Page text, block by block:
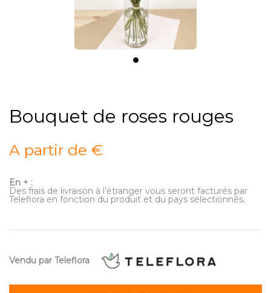
Bouquet de roses rouges
A partir de €
En + :
Des frais de livraison à l’étranger vous seront facturés par
Teleflora en fonction du produit et du pays sélectionnés.
Vendu par Teleflora